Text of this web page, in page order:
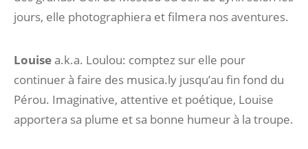
jours, elle photographiera et filmera nos aventures.
Louisea.k.a. Loulou: comptez sur elle pour
continuer à faire des musica.ly jusqu’au fin fond du
Pérou. Imaginative, attentive et poétique, Louise
apportera sa plume et sa bonne humeur à la troupe.